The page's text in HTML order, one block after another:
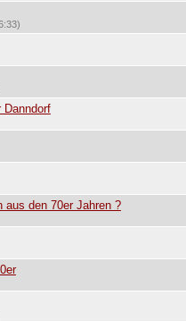
Danndorf
aus den 70er Jahren ?